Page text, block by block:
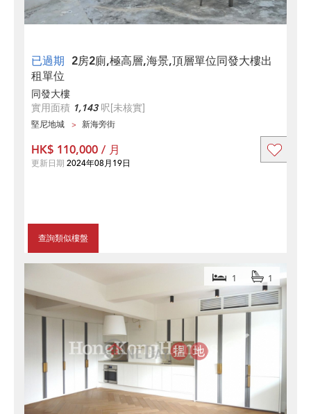
已過期 2房2廁,極高層,海景,頂層單位同發大樓出
租單位
同發大樓
實用面積 1,143呎[未核實]
堅尼地城 新海旁街
查詢類似樓盤
HK$ 110,000 / 月
更新日期 2024年08月19日
1 1